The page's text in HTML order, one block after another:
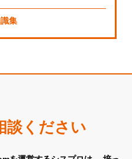
集
談ください